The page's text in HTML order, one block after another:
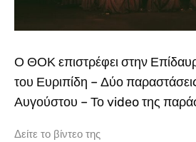
Ο ΘΟΚ επιστρέφει στην
του Ευριπίδη – Δύο
Αυγούστου – Το video της
Δείτε το βίντεο της